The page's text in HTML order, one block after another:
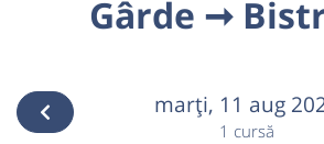
Gârde ➞
marţi, 11 aug
1 cursă